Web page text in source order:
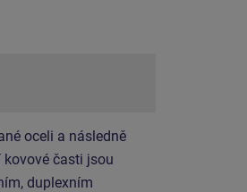
oceli a následně
časti jsou
duplexním